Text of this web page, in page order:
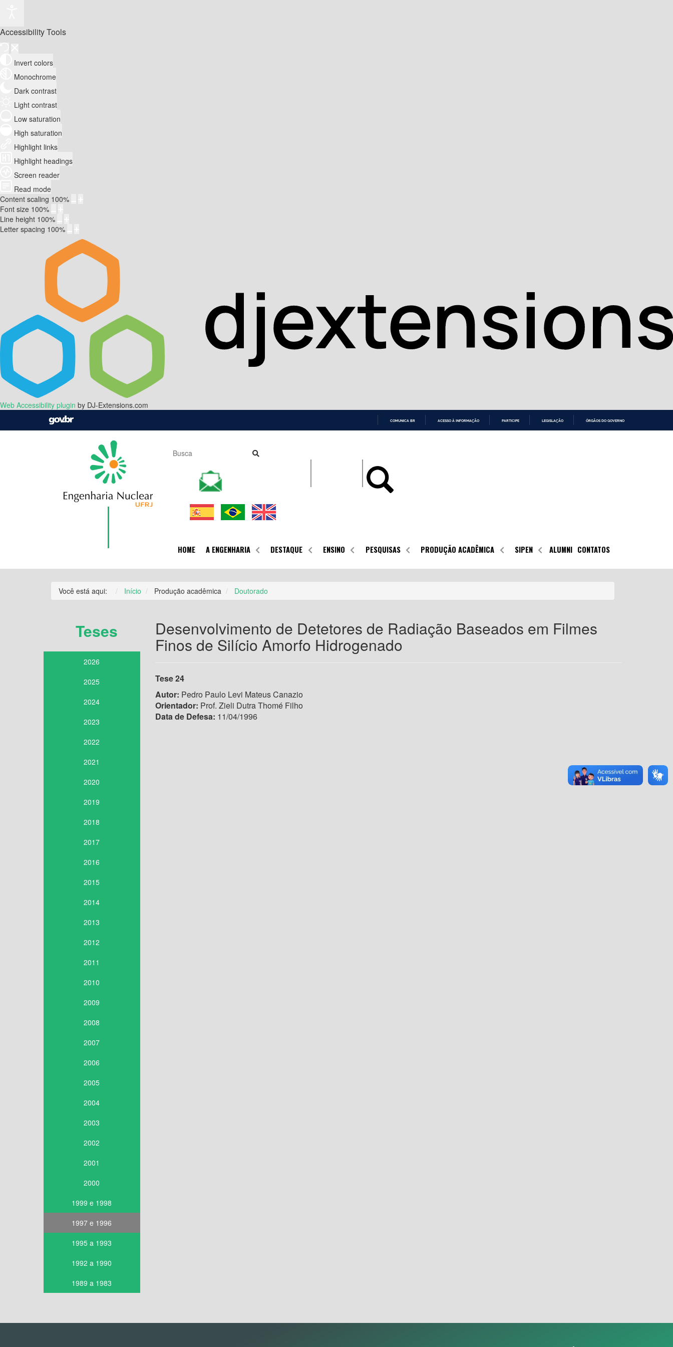
Accessibility Tools
Invert colors
Monochrome
Dark contrast
Light contrast
Low saturation
High saturation
Highlight links
Highlight headings
Screen reader
Read mode
Content scaling 100%
Font size 100%
Line height 100%
Letter spacing 100%
Web Accessibility plugin by DJ-Extensions.com
COMUNICA BR ACESSO À INFORMAÇÃO PARTICIPE LEGISLAÇÃO ÓRGÃOS DO GOVERNO
HOME A ENGENHARIA DESTAQUE ENSINO PESQUISAS PRODUÇÃO ACADÊMICA SIPEN ALUMNI CONTATOS
Você está aqui: Início Produção acadêmica Doutorado
Teses
2026
2025
2024
2023
2022
2021
2020
2019
2018
2017
2016
2015
2014
2013
2012
2011
2010
2009
2008
2007
2006
2005
2004
2003
2002
2001
2000
1999 e 1998
1997 e 1996
1995 a 1993
1992 a 1990
1989 a 1983
Desenvolvimento de Detetores de Radiação Baseados em Filmes
Finos de Silício Amorfo Hidrogenado
Tese 24
Autor: Pedro Paulo Levi Mateus Canazio
Orientador: Prof. Zieli Dutra Thomé Filho
Data de Defesa: 11/04/1996